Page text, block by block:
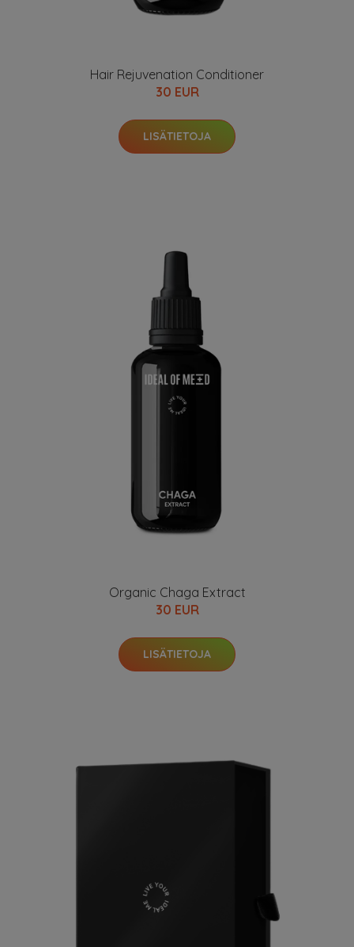
Hair Rejuvenation Conditioner
30 EUR
LISÄTIETOJA
Organic Chaga Extract
30 EUR
LISÄTIETOJA